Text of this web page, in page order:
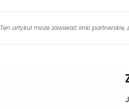
Ten artykuł może zawierać linki